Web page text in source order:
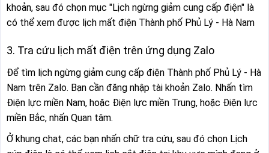
khoản, sau đó chọn mục "Lịch ngừng giảm cung cấp điện" là
có thể xem được lịch mất điện Thành phố Phủ Lý - Hà Nam
3. Tra cứu lịch mất điện trên ứng dụng Zalo
Để tìm lịch ngừng giảm cung cấp điện Thành phố Phủ Lý - Hà
Nam trên Zalo. Bạn cần đăng nhập tài khoản Zalo. Nhấn tìm
Điện lực miền Nam, hoặc Điện lực miền Trung, hoặc Điện lực
miền Bắc, nhấn Quan tâm.
Ở khung chat, các bạn nhấn chữ tra cứu, sau đó chọn Lịch